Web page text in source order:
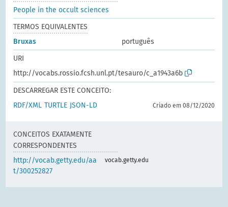
People in the occult sciences
TERMOS EQUIVALENTES
Bruxas
português
URI
http://vocabs.rossio.fcsh.unl.pt/tesauro/c_a1943a6b
DESCARREGAR ESTE CONCEITO:
RDF/XML TURTLE JSON-LD Criado em 08/12/2020
CONCEITOS EXATAMENTE
CORRESPONDENTES
http://vocab.getty.edu/aa
t/300252827
vocab.getty.edu